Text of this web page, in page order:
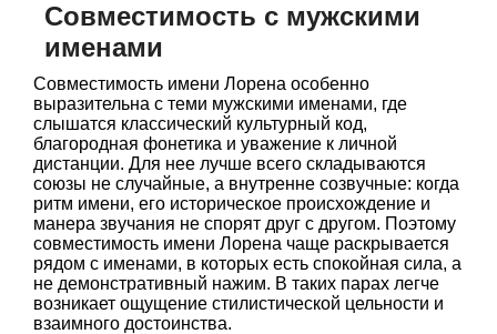
Совместимость с мужскими
именами
Совместимость имени Лорена особенно
выразительна с теми мужскими именами, где
слышатся классический культурный код,
благородная фонетика и уважение к личной
дистанции. Для нее лучше всего складываются
союзы не случайные, а внутренне созвучные: когда
ритм имени, его историческое происхождение и
манера звучания не спорят друг с другом. Поэтому
совместимость имени Лорена чаще раскрывается
рядом с именами, в которых есть спокойная сила, а
не демонстративный нажим. В таких парах легче
возникает ощущение стилистической цельности и
взаимного достоинства.